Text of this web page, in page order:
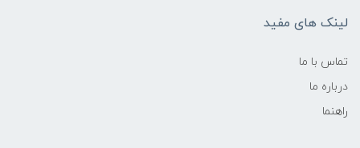
لینک های مفید
تماس با ما
درباره ما
راهنما